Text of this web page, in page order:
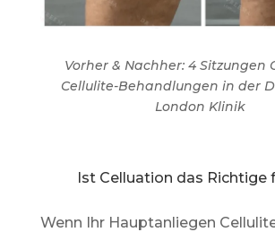
Vorher & Nachher: 4 Sitzungen
Cellulite-Behandlungen in der
London Klinik
Ist Celluation das Richtige
Wenn Ihr Hauptanliegen